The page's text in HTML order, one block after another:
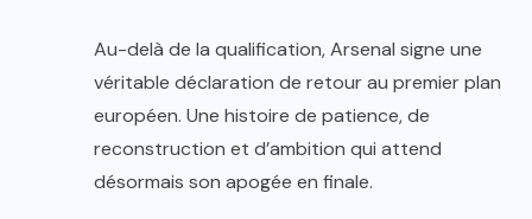
Au-delà de la qualification, Arsenal signe une
véritable déclaration de retour au premier plan
européen. Une histoire de patience, de
reconstruction et d’ambition qui attend
désormais son apogée en finale.